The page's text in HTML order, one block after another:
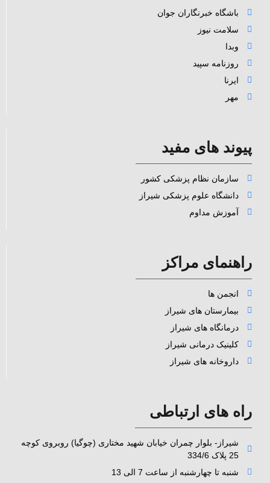
باشگاه خبرنگاران جوان
سلامت نیوز
وبدا
روزنامه سپید
ایرنا
مهر
پیوند های مفید
سازمان نظام پزشکی کشور
دانشگاه علوم پزشکی شیراز
آموزش مداوم
راهنمای مراکز
انجمن ها
بیمارستان های شیراز
درمانگاه های شیراز
کلینیک درمانی شیراز
داروخانه های شیراز
راه های ارتباطی
شیراز- بلوار چمران خیابان شهید مختاری (چوگیا) روبروی کوچه
25 پلاک 334/6
شنبه تا چهارشنبه از ساعت 7 الی 13